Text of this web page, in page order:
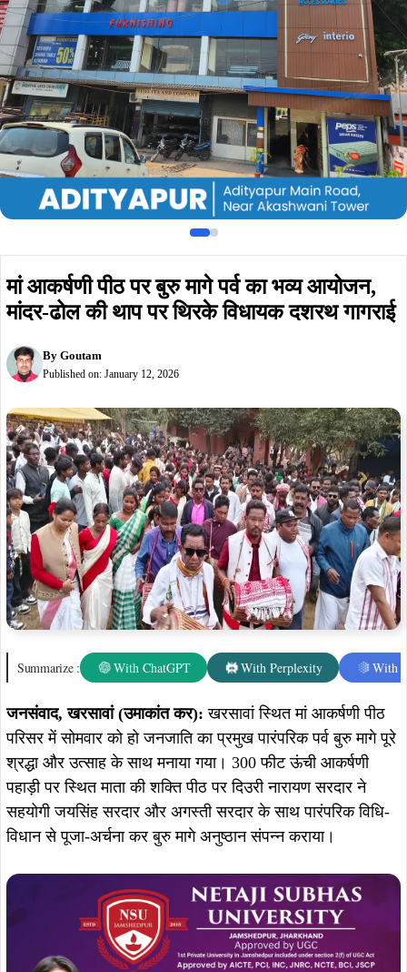
मां आकर्षणी पीठ पर बुरु मागे पर्व का भव्य आयोजन,
मांदर-ढोल की थाप पर थिरके विधायक दशरथ गागराई
By Goutam
Published on: January 12, 2026
Summarize : With ChatGPT With Perplexity With
जनसंवाद, खरसावां (उमाकांत कर): खरसावां स्थित मां आकर्षणी पीठ
परिसर में सोमवार को हो जनजाति का प्रमुख पारंपरिक पर्व बुरु मागे पूरे
श्रद्धा और उत्साह के साथ मनाया गया। 300 फीट ऊंची आकर्षणी
पहाड़ी पर स्थित माता की शक्ति पीठ पर दिउरी नारायण सरदार ने
सहयोगी जयसिंह सरदार और अगस्ती सरदार के साथ पारंपरिक विधि-
विधान से पूजा-अर्चना कर बुरु मागे अनुष्ठान संपन्न कराया।